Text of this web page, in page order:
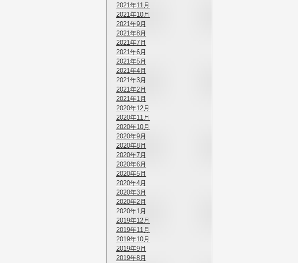
2021年11月
2021年10月
2021年9月
2021年8月
2021年7月
2021年6月
2021年5月
2021年4月
2021年3月
2021年2月
2021年1月
2020年12月
2020年11月
2020年10月
2020年9月
2020年8月
2020年7月
2020年6月
2020年5月
2020年4月
2020年3月
2020年2月
2020年1月
2019年12月
2019年11月
2019年10月
2019年9月
2019年8月